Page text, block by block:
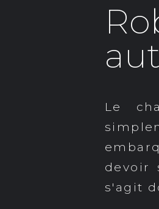
Le
devoir
s'agit